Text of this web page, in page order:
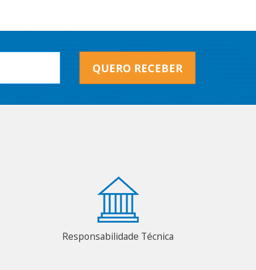
QUERO RECEBER
Responsabilidade Técnica